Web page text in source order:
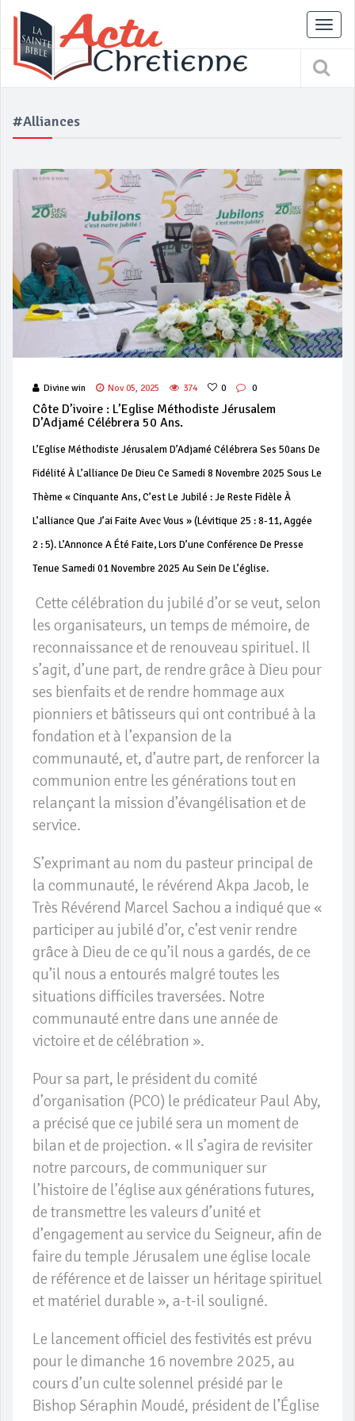
#Alliances
Divine win Nov 05, 2025 374 0 0
Côte D’ivoire : L’Eglise Méthodiste Jérusalem
D’Adjamé Célébrera 50 Ans.
L’Eglise Méthodiste Jérusalem D’Adjamé Célébrera Ses 50ans De
Fidélité À L’alliance De Dieu Ce Samedi 8 Novembre 2025 Sous Le
Thème « Cinquante Ans, C’est Le Jubilé : Je Reste Fidèle À
L’alliance Que J’ai Faite Avec Vous » (lévitique 25 : 8-11, Aggée
2 : 5). L’Annonce A Été Faite, Lors D’une Conférence De Presse
Tenue Samedi 01 Novembre 2025 Au Sein De L’église.
Cette célébration du jubilé d’or se veut, selon
les organisateurs, un temps de mémoire, de
reconnaissance et de renouveau spirituel. Il
s’agit, d’une part, de rendre grâce à Dieu pour
ses bienfaits et de rendre hommage aux
pionniers et bâtisseurs qui ont contribué à la
fondation et à l’expansion de la
communauté, et, d’autre part, de renforcer la
communion entre les générations tout en
relançant la mission d’évangélisation et de
service.
S’exprimant au nom du pasteur principal de
la communauté, le révérend Akpa Jacob, le
Très Révérend Marcel Sachou a indiqué que «
participer au jubilé d’or, c’est venir rendre
grâce à Dieu de ce qu’il nous a gardés, de ce
qu’il nous a entourés malgré toutes les
situations difficiles traversées. Notre
communauté entre dans une année de
victoire et de célébration ».
Pour sa part, le président du comité
d’organisation (PCO) le prédicateur Paul Aby,
a précisé que ce jubilé sera un moment de
bilan et de projection. « Il s’agira de revisiter
notre parcours, de communiquer sur
l’histoire de l’église aux générations futures,
de transmettre les valeurs d’unité et
d’engagement au service du Seigneur, afin de
faire du temple Jérusalem une église locale
de référence et de laisser un héritage spirituel
et matériel durable », a-t-il souligné.
Le lancement officiel des festivités est prévu
pour le dimanche 16 novembre 2025, au
cours d’un culte solennel présidé par le
Bishop Séraphin Moudé, président de l’Église